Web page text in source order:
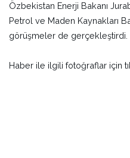
Özbekistan Enerji Bakanı
Petrol ve Maden Kaynakları
görüşmeler de gerçekleştirdi.
Haber ile ilgili fotoğraflar için